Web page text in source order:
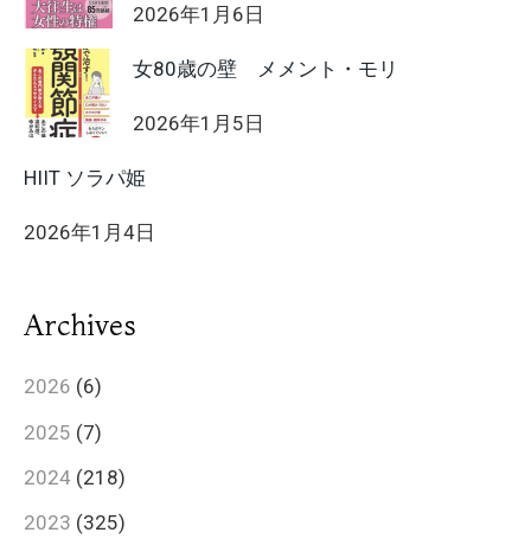
2026年1月6日
女80歳の壁 メメント・モリ
2026年1月5日
HIIT ソラパ姫
2026年1月4日
Archives
2026 (6)
2025 (7)
2024 (218)
2023 (325)